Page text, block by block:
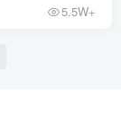
5.5W+